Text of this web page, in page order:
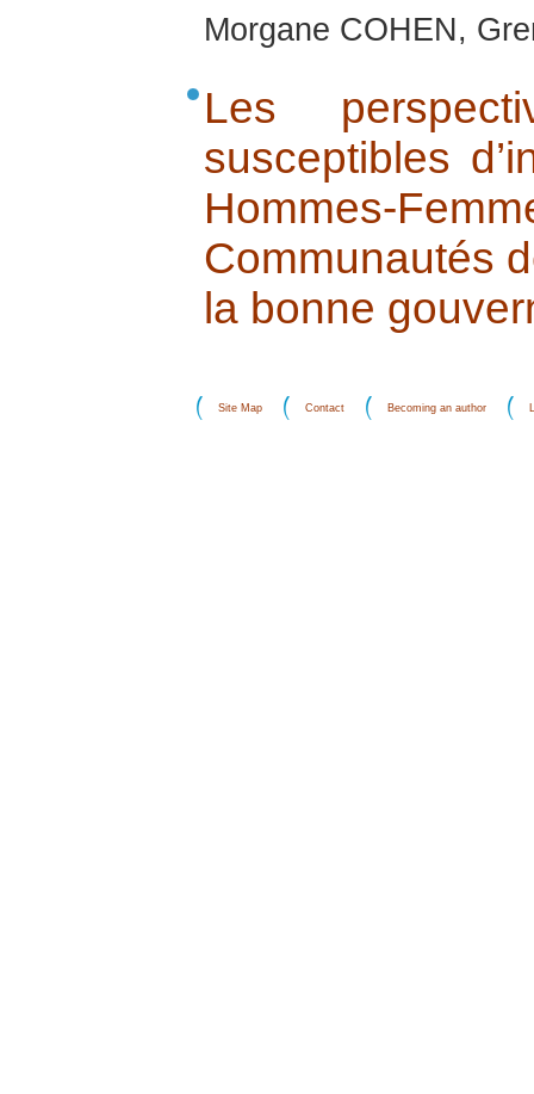
Morgane COHEN,
Les
susceptibles
Hommes-
Communautés
la bonne
Site Map Contact Becoming an author